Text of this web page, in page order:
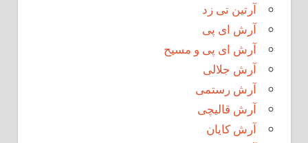
آرتین تی زد
آرش ای پی
آرش ای پی و مسیح
آرش جلالی
آرش رستمی
آرش قالیچی
آرش کایان